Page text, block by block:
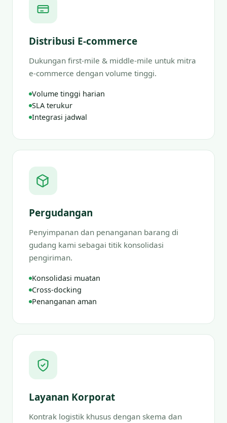
Distribusi E-commerce
Dukungan first-mile & middle-mile untuk mitra
e-commerce dengan volume tinggi.
Volume tinggi harian
SLA terukur
Integrasi jadwal
Pergudangan
Penyimpanan dan penanganan barang di
gudang kami sebagai titik konsolidasi
pengiriman.
Konsolidasi muatan
Cross-docking
Penanganan aman
Layanan Korporat
Kontrak logistik khusus dengan skema dan